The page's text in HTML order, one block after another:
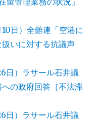
日）全難連「空港に
いに対する抗議声
日）ラサール石井議
の政府回答［不法滞
日）ラサール石井議